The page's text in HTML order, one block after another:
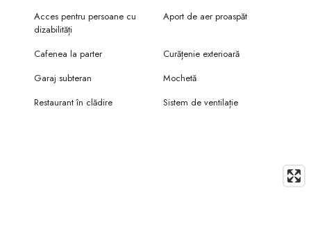
Acces pentru persoane cu
dizabilități
Aport de aer proaspăt
Cafenea la parter
Curățenie exterioară
Garaj subteran
Mochetă
Restaurant în clădire
Sistem de ventilație